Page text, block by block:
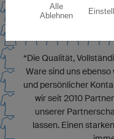
“Die Qualität,
Ware sind uns
und persönlicher
wir seit 2010
unserer
lassen. Einen
Alle
Ablehnen